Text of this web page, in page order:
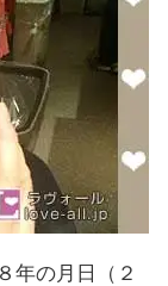
年の月日（２